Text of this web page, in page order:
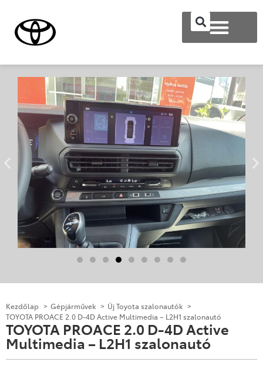
Kezdőlap Gépjárművek
Új Toyota szalonautók
TOYOTA PROACE 2.0 D-4D Active Multimedia – L2H1 szalonautó
TOYOTA PROACE 2.0 D-4D Active
Multimedia – L2H1 szalonautó